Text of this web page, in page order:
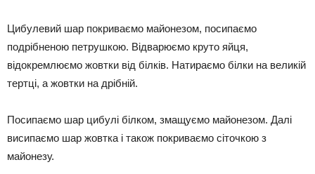
Цибулевий шар покриваємо майонезом, посипаємо
подрібненою петрушкою. Відварюємо круто яйця,
відокремлюємо жовтки від білків. Натираємо білки на великій
тертці, а жовтки на дрібній.
Посипаємо шар цибулі білком, змащуємо майонезом. Далі
висипаємо шар жовтка і також покриваємо сіточкою з
майонезу.